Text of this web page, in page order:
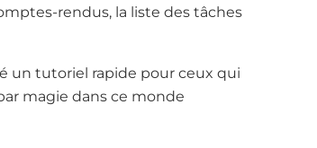
rendus, la liste des tâches
un tutoriel rapide pour ceux qui
magie dans ce monde